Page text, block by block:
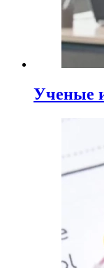
Ученые